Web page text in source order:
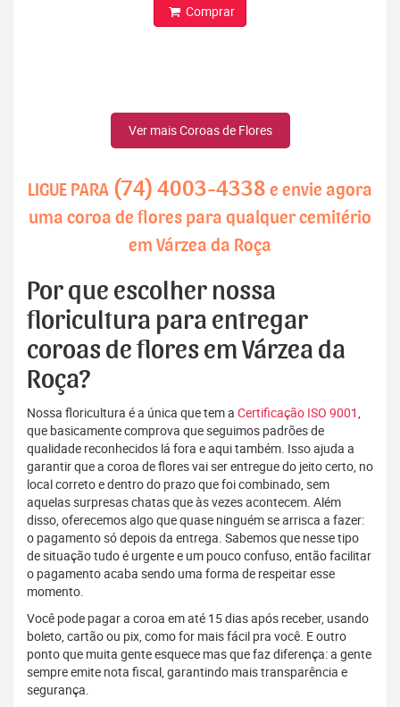
Comprar
Ver mais Coroas de Flores
LIGUE PARA (74) 4003-4338 e envie agora
uma coroa de flores para qualquer cemitério
em Várzea da Roça
Por que escolher nossa
floricultura para entregar
coroas de flores em Várzea da
Roça?
Nossa floricultura é a única que tem a Certificação ISO 9001,
que basicamente comprova que seguimos padrões de
qualidade reconhecidos lá fora e aqui também. Isso ajuda a
garantir que a coroa de flores vai ser entregue do jeito certo, no
local correto e dentro do prazo que foi combinado, sem
aquelas surpresas chatas que às vezes acontecem. Além
disso, oferecemos algo que quase ninguém se arrisca a fazer:
o pagamento só depois da entrega. Sabemos que nesse tipo
de situação tudo é urgente e um pouco confuso, então facilitar
o pagamento acaba sendo uma forma de respeitar esse
momento.
Você pode pagar a coroa em até 15 dias após receber, usando
boleto, cartão ou pix, como for mais fácil pra você. E outro
ponto que muita gente esquece mas que faz diferença: a gente
sempre emite nota fiscal, garantindo mais transparência e
segurança.